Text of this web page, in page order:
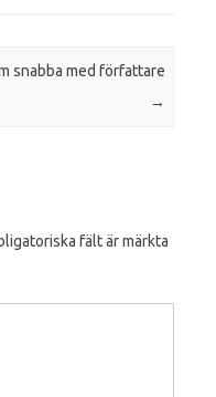
snabba med författare
→
fält är märkta